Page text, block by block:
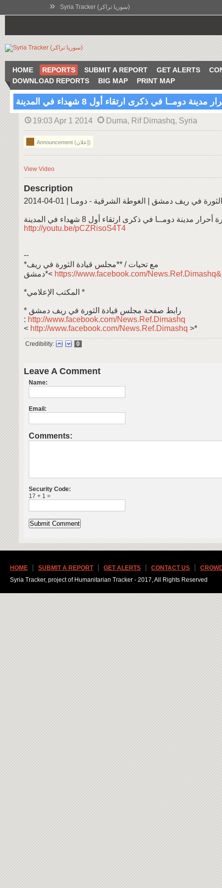
» Syria Tracker (سوريا تراكر)
HOME REPORTS SUBMIT A REPORT GET ALERTS
DOWNLOAD REPORTS
BIG MAP PRINT MAP
دومــا في ذكرى ارتقاء أول 8 شهداء في المدينة
19:03 Apr 1 2014 Duma, Rif Dimashq, Syria
Announcement (إعلان)
View Video
Description
في ريف دمشق | الغوطة الشرقية - دومـا | 01-04-2014
مدينة دومــا في ذكرى ارتقاء أول 8 شهداء في المدينة
http://youtu.be/pCZRisoS4T4
--
*مع تحيات / **مجلس قيادة الثورة في ريف
دمشق*< https://www.facebook.com/
*المكتب الإعلامي *
* رابط صفحة مجلس قيادة الثورة في ريف دمشق
: http://www.facebook.com/News.Ref.Dimashq
< http://www.facebook.com/News.Ref.Dimashq >*
Credibility: 0
Leave A Comment
Name:
Email:
Comments:
Security Code:
17 + 1 =
HOME SUBMIT A REPORT GET ALERTS CONTACT US
Syria Tracker, project of Humanitarian Tracker - 2017, All Rights Reserved